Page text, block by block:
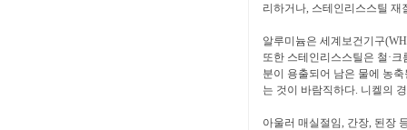
리하거나, 스테인리스스틸 재
알루미늄은 세계보건기구
또한 스테인리스스틸은 철·
분이 용출되어 남은 물에 농
는 것이 바람직하다. 니켈의
아울러 매실절임, 간장, 된장